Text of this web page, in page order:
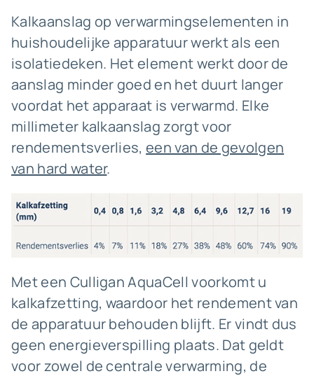
Kalkaanslag op verwarmingselementen in
huishoudelijke apparatuur werkt als een
isolatiedeken. Het element werkt door de
aanslag minder goed en het duurt langer
voordat het apparaat is verwarmd. Elke
millimeter kalkaanslag zorgt voor
rendementsverlies,een van de gevolgen
van hard water.
Met een Culligan AquaCell voorkomt u
kalkafzetting, waardoor het rendement van
de apparatuur behouden blijft. Er vindt dus
geen energieverspilling plaats. Dat geldt
voor zowel de centrale verwarming, de